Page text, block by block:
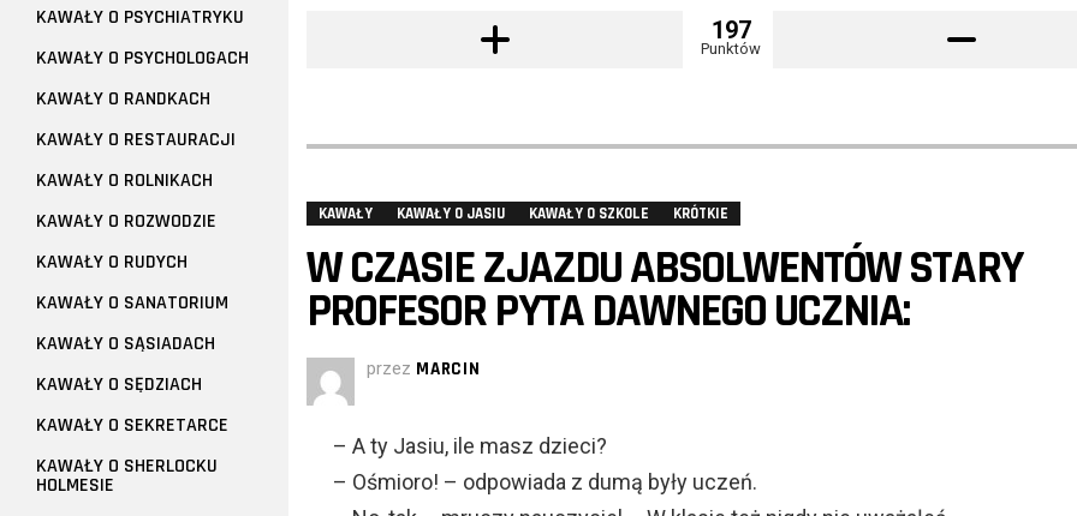
197
Punktów
KAWAŁY KAWAŁY O JASIU KAWAŁY O SZKOLE KRÓTKIE
W CZASIE ZJAZDU ABSOLWENTÓW STARY
PROFESOR PYTA DAWNEGO UCZNIA:
przez MARCIN
– A ty Jasiu, ile masz dzieci?
– Ośmioro! – odpowiada z dumą były uczeń.
KAWAŁY O PSYCHIATRYKU
KAWAŁY O PSYCHOLOGACH
KAWAŁY O RANDKACH
KAWAŁY O RESTAURACJI
KAWAŁY O ROLNIKACH
KAWAŁY O ROZWODZIE
KAWAŁY O RUDYCH
KAWAŁY O SANATORIUM
KAWAŁY O SĄSIADACH
KAWAŁY O SĘDZIACH
KAWAŁY O SEKRETARCE
KAWAŁY O SHERLOCKU
HOLMESIE